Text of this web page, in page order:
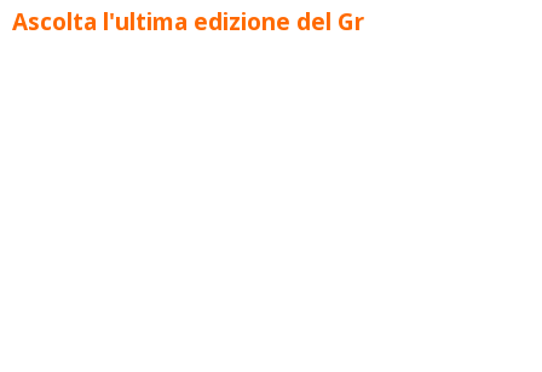
Ascolta l'ultima edizione del Gr